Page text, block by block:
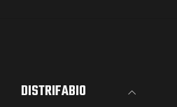
DISTRIFABIO